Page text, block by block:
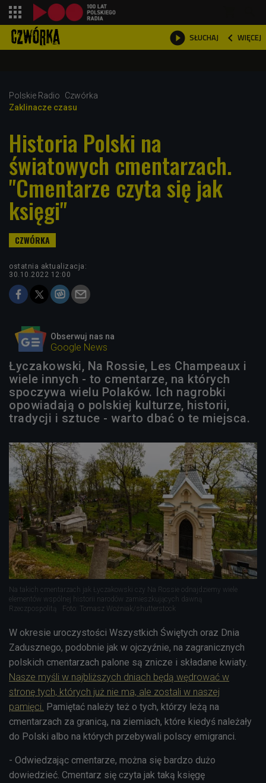
 SŁUCHAJ  WIĘCEJ

Polskie Radio
Czwórka
Zaklinacze czasu
Historia Polski na
światowych cmentarzach.
"Cmentarze czyta się jak
księgi"
ostatnia aktualizacja:
30.10.2022 12:00
Obserwuj nas na
Google News
Łyczakowski, Na Rossie, Les Champeaux i
wiele innych - to cmentarze, na których
spoczywa wielu Polaków. Ich nagrobki
opowiadają o polskiej kulturze, historii,
tradycji i sztuce - warto dbać o te miejsca.
Na takich cmentarzach jak Łyczakowski czy Na Rossie odnajdziemy wiele
elementów wspólnej historii narodów zamieszkujących dawną
Rzeczpospolitą
Foto: Tomasz Woźniak/shutterstock
W okresie uroczystości Wszystkich Świętych oraz Dnia
Zadusznego, podobnie jak w ojczyźnie, na zagranicznych
polskich cmentarzach palone są znicze i składane kwiaty.
Nasze myśli w najbliższych dniach będą wędrować w
stronę tych, których już nie ma, ale zostali w naszej
pamięci. Pamiętać należy też o tych, którzy leżą na
cmentarzach za granicą, na ziemiach, które kiedyś należały
do Polski albo na których przebywali polscy emigranci.
- Odwiedzając cmentarze, można się bardzo dużo
dowiedzieć. Cmentarz się czyta jak taką księgę